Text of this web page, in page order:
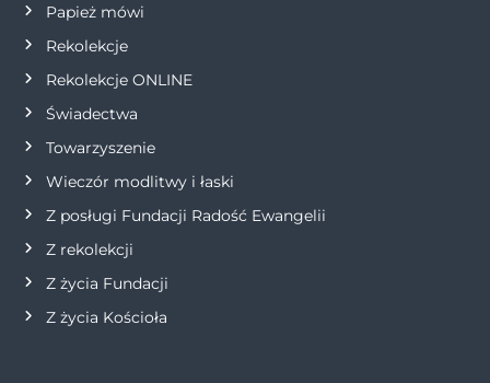
Papież mówi
Rekolekcje
Rekolekcje ONLINE
Świadectwa
Towarzyszenie
Wieczór modlitwy i łaski
Z posługi Fundacji Radość Ewangelii
Z rekolekcji
Z życia Fundacji
Z życia Kościoła